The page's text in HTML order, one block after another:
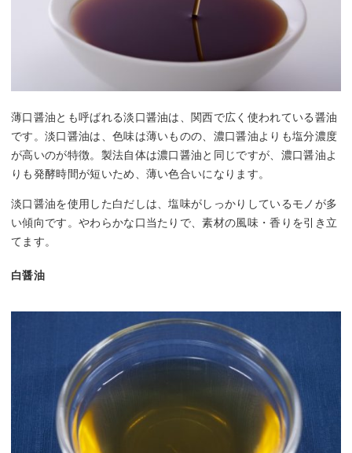
薄口醤油とも呼ばれる淡口醤油は、関西で広く使われている醤油
です。淡口醤油は、色味は薄いものの、濃口醤油よりも塩分濃度
が高いのが特徴。製法自体は濃口醤油と同じですが、濃口醤油よ
りも発酵時間が短いため、薄い色合いになります。
淡口醤油を使用した白だしは、塩味がしっかりしているモノが多
い傾向です。やわらかな口当たりで、素材の風味・香りを引き立
てます。
白醤油